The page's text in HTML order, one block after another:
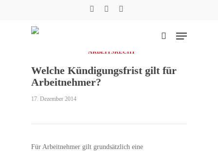
Suche
Menu
ARBEITSRECHT
Welche Kündigungsfrist gilt für
Arbeitnehmer?
17. Dezember 2014
Für Arbeitnehmer gilt grundsätzlich eine